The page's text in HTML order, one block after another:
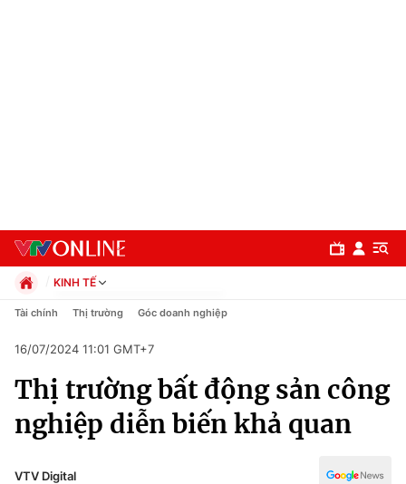
Chuyên mục
Chính trị
KINH TẾ
Chính trị
Pháp luật
Kinh tế
Thể thao
Truyền hình
Y tế
Tài chính Thị trường Góc doanh nghiệp
16/07/2024 11:01 GMT+7
Thị trường bất động sản công
nghiệp diễn biến khả quan
VTV Digital